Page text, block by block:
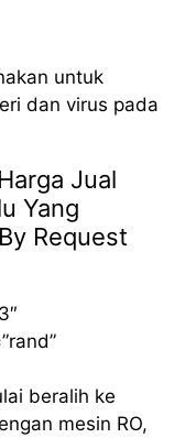
untuk
dan virus pada
Jual
Yang
Request
beralih ke
mesin RO,